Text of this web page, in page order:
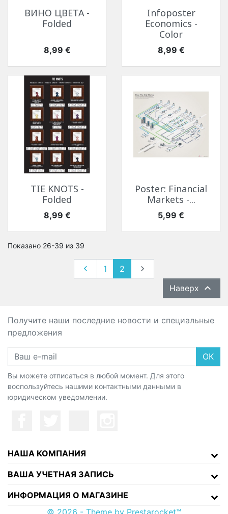
ВИНО ЦВЕТА -
Folded
Цена
8,99 €
Infoposter
Economics -
Color
Цена
8,99 €
TIE KNOTS -
Folded
Цена
8,99 €
Poster: Financial
Markets -...
Цена
5,99 €
Показано 26-39 из 39
Назад
 1 2 Вперед

Наверх 
Получите наши последние новости и специальные
предложения
ОК
Вы можете отписаться в любой момент. Для этого
воспользуйтесь нашими контактными данными в
юридическом уведомлении.
НАША КОМПАНИЯ
ВАША УЧЕТНАЯ ЗАПИСЬ
ИНФОРМАЦИЯ О МАГАЗИНЕ
© 2026 - Theme by Prestarocket™